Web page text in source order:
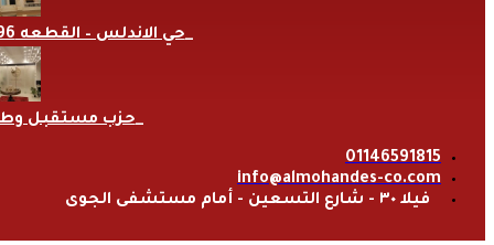
حي الاندلس – القطعه 696
حزب مستقبل
01146591815
info@almohandes-co.com
فيلا ٣٠ - شارع التسعين - أمام مستشفى الجوى